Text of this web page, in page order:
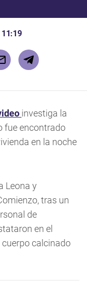
11:19
investiga la
fue encontrado
en la noche
Leona y
tras un
de
en el
cuerpo calcinado